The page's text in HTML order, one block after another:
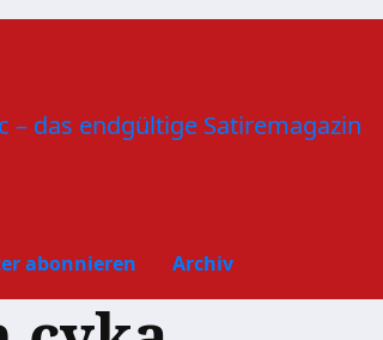
abonnieren Archiv